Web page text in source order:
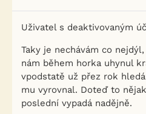
Uživatel s deaktivovaným
Taky je nechávám co
nám během horka uhynul
vpodstatě už přez rok
mu vyrovnal. Doteď to
poslední vypadá nadějně.